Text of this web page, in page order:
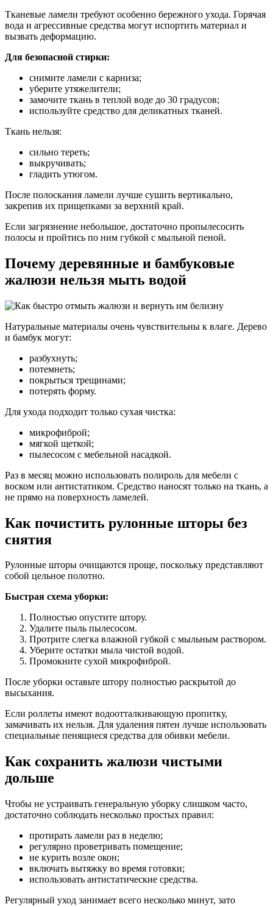
Тканевые ламели требуют особенно бережного ухода. Горячая
вода и агрессивные средства могут испортить материал и
вызвать деформацию.
Для безопасной стирки:
снимите ламели с карниза;
уберите утяжелители;
замочите ткань в теплой воде до 30 градусов;
используйте средство для деликатных тканей.
Ткань нельзя:
сильно тереть;
выкручивать;
гладить утюгом.
После полоскания ламели лучше сушить вертикально,
закрепив их прищепками за верхний край.
Если загрязнение небольшое, достаточно пропылесосить
полосы и пройтись по ним губкой с мыльной пеной.
Почему деревянные и бамбуковые
жалюзи нельзя мыть водой
Натуральные материалы очень чувствительны к влаге. Дерево
и бамбук могут:
разбухнуть;
потемнеть;
покрыться трещинами;
потерять форму.
Для ухода подходит только сухая чистка:
микрофиброй;
мягкой щеткой;
пылесосом с мебельной насадкой.
Раз в месяц можно использовать полироль для мебели с
воском или антистатиком. Средство наносят только на ткань, а
не прямо на поверхность ламелей.
Как почистить рулонные шторы без
снятия
Рулонные шторы очищаются проще, поскольку представляют
собой цельное полотно.
Быстрая схема уборки:
Полностью опустите штору.
Удалите пыль пылесосом.
Протрите слегка влажной губкой с мыльным раствором.
Уберите остатки мыла чистой водой.
Промокните сухой микрофиброй.
После уборки оставьте штору полностью раскрытой до
высыхания.
Если роллеты имеют водоотталкивающую пропитку,
замачивать их нельзя. Для удаления пятен лучше использовать
специальные пенящиеся средства для обивки мебели.
Как сохранить жалюзи чистыми
дольше
Чтобы не устраивать генеральную уборку слишком часто,
достаточно соблюдать несколько простых правил:
протирать ламели раз в неделю;
регулярно проветривать помещение;
не курить возле окон;
включать вытяжку во время готовки;
использовать антистатические средства.
Регулярный уход занимает всего несколько минут, зато